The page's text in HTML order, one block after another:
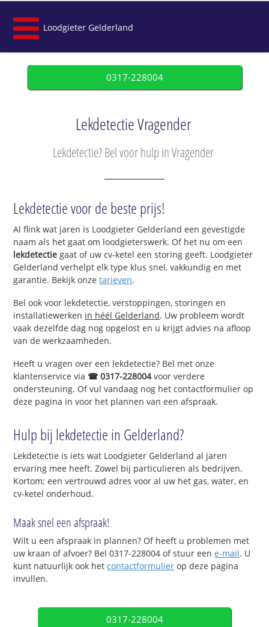
Loodgieter Gelderland
0317-228004
Lekdetectie Vragender
Lekdetectie? Bel voor hulp in Vragender
Lekdetectie voor de beste prijs!
Al flink wat jaren is Loodgieter Gelderland een gevestigde
naam als het gaat om loodgieterswerk. Of het nu om een
lekdetectie gaat of uw cv-ketel een storing geeft. Loodgieter
Gelderland verhelpt elk type klus snel, vakkundig en met
garantie. Bekijk onzetarieven.
Bel ook voor lekdetectie, verstoppingen, storingen en
installatiewerken in héél Gelderland. Uw probleem wordt
vaak dezelfde dag nog opgelost en u krijgt advies na afloop
van de werkzaamheden.
Heeft u vragen over een lekdetectie? Bel met onze
klantenservice via ☎ 0317-228004voor verdere
ondersteuning. Of vul vandaag nog het contactformulier op
deze pagina in voor het plannen van een afspraak.
Hulp bij lekdetectie in Gelderland?
Lekdetectie is iets wat Loodgieter Gelderland al jaren
ervaring mee heeft. Zowel bij particulieren als bedrijven.
Kortom; een vertrouwd adres voor al uw het gas, water, en
cv-ketel onderhoud.
Maak snel een afspraak!
Wilt u een afspraak in plannen? Of heeft u problemen met
uw kraan of afvoer? Bel 0317-228004 of stuur eene-mail. U
kunt natuurlijk ook hetcontactformulier op deze pagina
invullen.
0317-228004